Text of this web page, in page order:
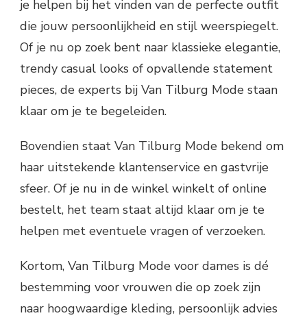
je helpen bij het vinden van de perfecte outfit
die jouw persoonlijkheid en stijl weerspiegelt.
Of je nu op zoek bent naar klassieke elegantie,
trendy casual looks of opvallende statement
pieces, de experts bij Van Tilburg Mode staan
klaar om je te begeleiden.
Bovendien staat Van Tilburg Mode bekend om
haar uitstekende klantenservice en gastvrije
sfeer. Of je nu in de winkel winkelt of online
bestelt, het team staat altijd klaar om je te
helpen met eventuele vragen of verzoeken.
Kortom, Van Tilburg Mode voor dames is dé
bestemming voor vrouwen die op zoek zijn
naar hoogwaardige kleding, persoonlijk advies